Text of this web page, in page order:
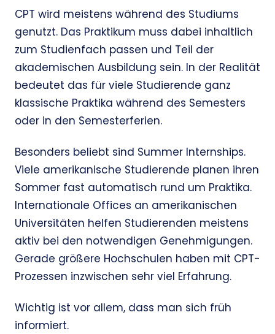
CPT wird meistens während des Studiums
genutzt. Das Praktikum muss dabei inhaltlich
zum Studienfach passen und Teil der
akademischen Ausbildung sein. In der Realität
bedeutet das für viele Studierende ganz
klassische Praktika während des Semesters
oder in den Semesterferien.
Besonders beliebt sind Summer Internships.
Viele amerikanische Studierende planen ihren
Sommer fast automatisch rund um Praktika.
Internationale Offices an amerikanischen
Universitäten helfen Studierenden meistens
aktiv bei den notwendigen Genehmigungen.
Gerade größere Hochschulen haben mit CPT-
Prozessen inzwischen sehr viel Erfahrung.
Wichtig ist vor allem, dass man sich früh
informiert.